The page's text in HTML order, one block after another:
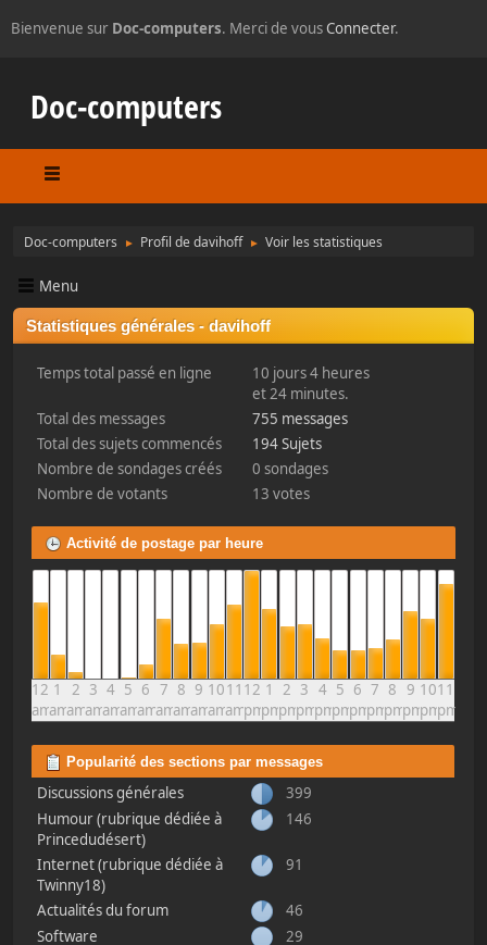
Bienvenue sur Doc-computers. Merci de vousConnecter.
Doc-computers
Doc-computers ► Profil de davihoff ► Voir les statistiques
Menu
Statistiques générales - davihoff
Temps total passé en ligne
10 jours 4 heures
et 24 minutes.
Total des messages
755 messages
Total des sujets commencés
194 Sujets
Nombre de sondages créés
0 sondages
Nombre de votants
13 votes
Activité de postage par heure
12
am
1
am
2
am
3
am
4
am
5
am
6
am
7
am
8
am
9
am
10
am
11
am
12
pm
1
pm
2
pm
3
pm
4
pm
5
pm
6
pm
7
pm
8
pm
9
pm
10
pm
11
pm
Popularité des sections par messages
Discussions générales
399
Humour (rubrique dédiée à
Princedudésert)
146
Internet (rubrique dédiée à
Twinny18)
91
Actualités du forum
46
Software
29